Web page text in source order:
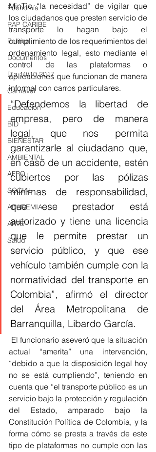
Economía
RAP CARIBE
Política
Documentos
Día 10/10 2017
Carnaval
Educación
BID
BIENESTAR
AMBIENTAL
AFRO
SOCIAL
ACADEMIA
ARTE
Salud
MinTic “la necesidad” de vigilar que
los ciudadanos que presten servicio de
transporte lo hagan bajo el
cumplimiento de los requerimientos del
ordenamiento legal, esto mediante el
control de las plataformas o
aplicaciones que funcionan de manera
informal con carros particulares.
“Defendemos la libertad de
empresa, pero de manera
legal, que nos permita
garantizarle al ciudadano que,
en caso de un accidente, estén
cubiertos por las pólizas
mínimas de responsabilidad,
que ese prestador está
autorizado y tiene una licencia
que le permite prestar un
servicio público, y que ese
vehículo también cumple con la
normatividad del transporte en
Colombia”, afirmó el director
del Área Metropolitana de
Barranquilla, Libardo García.
actual “amerita” una intervención,
“debido a que la disposición legal hoy
no se está cumpliendo”, teniendo en
cuenta que “el transporte público es un
servicio bajo la protección y regulación
del Estado, amparado bajo la
Constitución Política de Colombia, y la
forma cómo se presta a través de este
tipo de plataformas no cumple con las